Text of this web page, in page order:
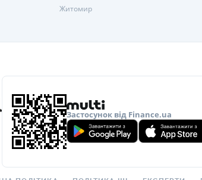
Житомир
Застосунок від Finance.ua